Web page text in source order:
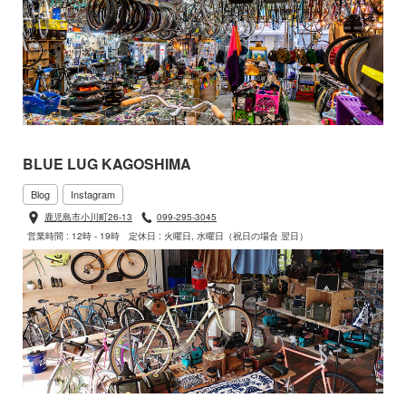
BLUE LUG KAGOSHIMA
Blog Instagram
鹿児島市小川町26-13
099-295-3045
営業時間 : 12時 - 19時
定休日 : 火曜日, 水曜日（祝日の場合 翌日）